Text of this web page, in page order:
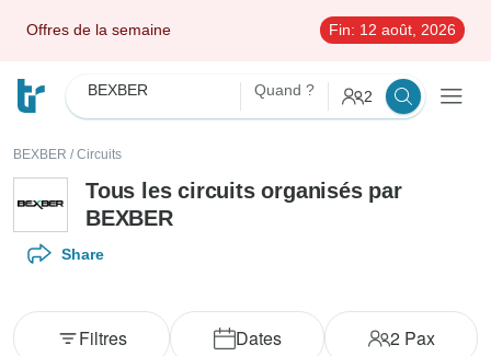
Offres de la semaine Fin: 12 août, 2026
BEXBER Quand ? 2
BEXBER / Circuits
Tous les circuits organisés par
BEXBER
Share
Dates 2Pax
Filtres